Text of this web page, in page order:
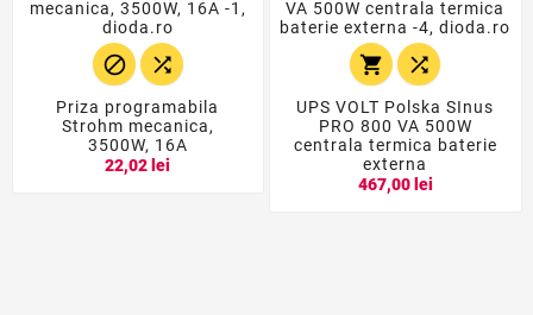
 
Priza programabila
Strohm mecanica,
3500W, 16A
22,02 lei
 
UPS VOLT Polska SInus
PRO 800 VA 500W
centrala termica baterie
externa
467,00 lei